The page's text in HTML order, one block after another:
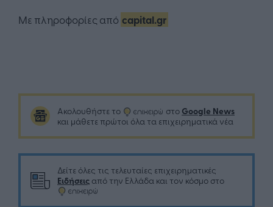
Με πληροφορίες από capital.gr
Ακολουθήστε το στο Google News
και μάθετε πρώτοι όλα τα επιχειρηματικά νέα
Δείτε όλες τις τελευταίες επιχειρηματικές
Ειδήσεις από την Ελλάδα και τον κόσμο στο